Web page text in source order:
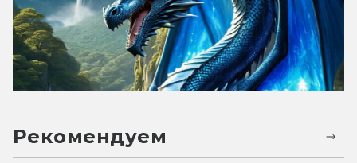
Рекомендуем